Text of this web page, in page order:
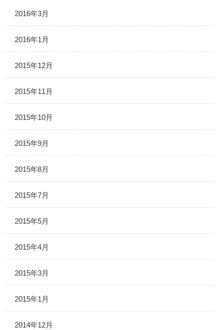
2016年3月
2016年1月
2015年12月
2015年11月
2015年10月
2015年9月
2015年8月
2015年7月
2015年5月
2015年4月
2015年3月
2015年1月
2014年12月